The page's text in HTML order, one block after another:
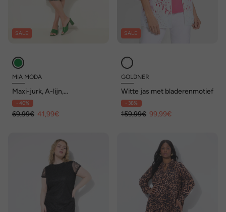
SALE
MIA MODA
Maxi-jurk, A-lijn,
bladerenmotief, korte
mouwen
- 40%
69,99€ 41,99€
SALE
GOLDNER
Witte jas met bladerenmotief
- 38%
159,99€ 99,99€